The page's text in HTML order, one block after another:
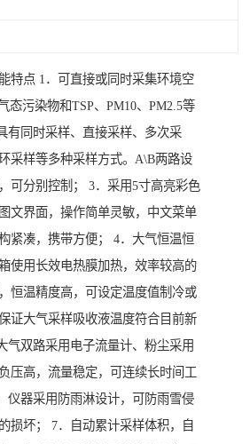
特点 1．可直接或同时采集环境空
态污染物和TSP、PM10、PM2.5等
有同时采样、直接采样、多次采
采样等多种采样方式。A\B两路设
可分别控制； 3．采用5寸高亮彩色
文界面，操作简单灵敏，中文菜单
紧凑，携带方便； 4．大气恒温恒
使用长效电热膜加热，效率较高的
恒温精度高，可设定温度值制冷或
证大气采样吸收液温度符合目前新
气双路采用电子流量计、粉尘采用
压高，流量稳定，可连续长时间工
仪器采用防雨淋设计，可防雨雪侵
损坏； 7．自动累计采样体积，自